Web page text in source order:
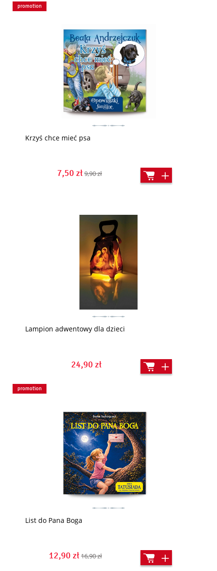
Krzyś chce mieć psa
7,50 zł9,90 zł
promotion
Lampion adwentowy dla dzieci
24,90 zł
List do Pana Boga
12,90 zł16,90 zł
promotion